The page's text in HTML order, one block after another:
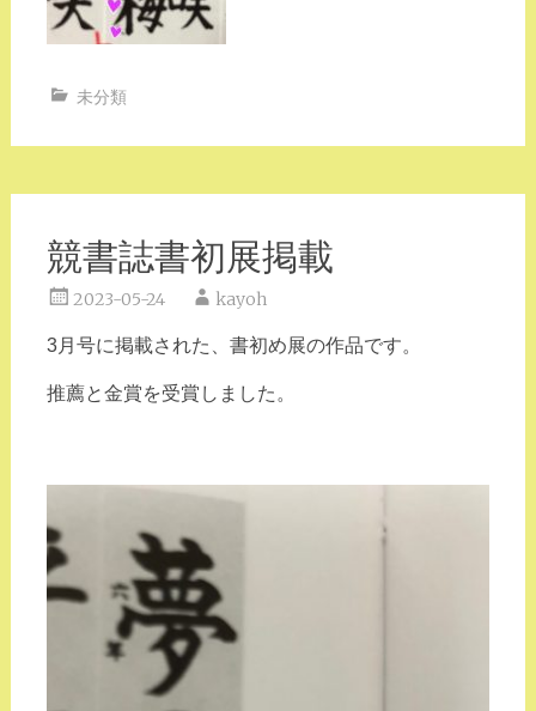
未分類
競書誌書初展掲載
2023-05-24 kayoh
3月号に掲載された、書初め展の作品です。
推薦と金賞を受賞しました。